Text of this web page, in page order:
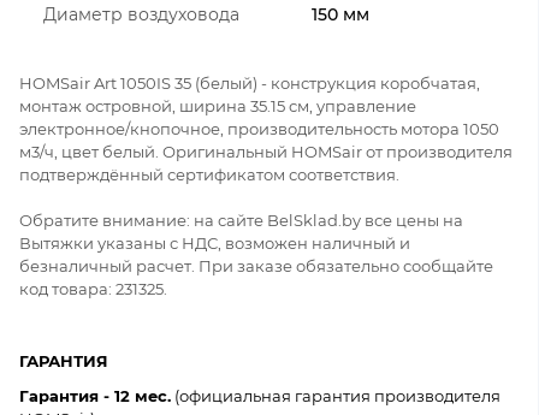
Диаметр воздуховода 150 мм
HOMSair Art 1050IS 35 (белый) - конструкция коробчатая,
монтаж островной, ширина 35.15 см, управление
электронное/кнопочное, производительность мотора 1050
м3/ч, цвет белый. Оригинальный HOMSair от производителя
подтверждённый сертификатом соответствия.
Обратите внимание: на сайте BelSklad.by все цены на
Вытяжки указаны с НДС, возможен наличный и
безналичный расчет. При заказе обязательно сообщайте
код товара: 231325.
ГАРАНТИЯ
Гарантия - 12 мес. (официальная гарантия производителя